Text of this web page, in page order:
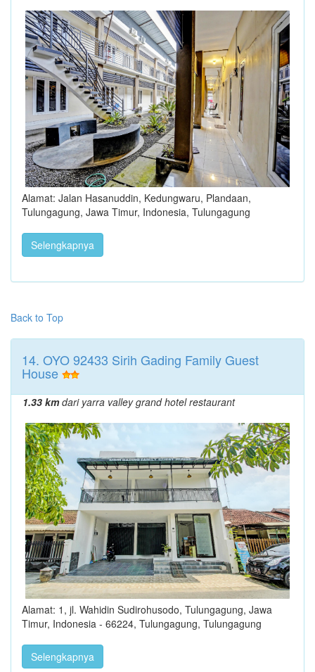
Alamat: Jalan Hasanuddin, Kedungwaru, Plandaan,
Tulungagung, Jawa Timur, Indonesia, Tulungagung
Selengkapnya
Back to Top
14. OYO 92433 Sirih Gading Family Guest
House
1.33 kmdari yarra valley grand hotel restaurant
Alamat: 1, jl. Wahidin Sudirohusodo, Tulungagung, Jawa
Timur, Indonesia - 66224, Tulungagung, Tulungagung
Selengkapnya